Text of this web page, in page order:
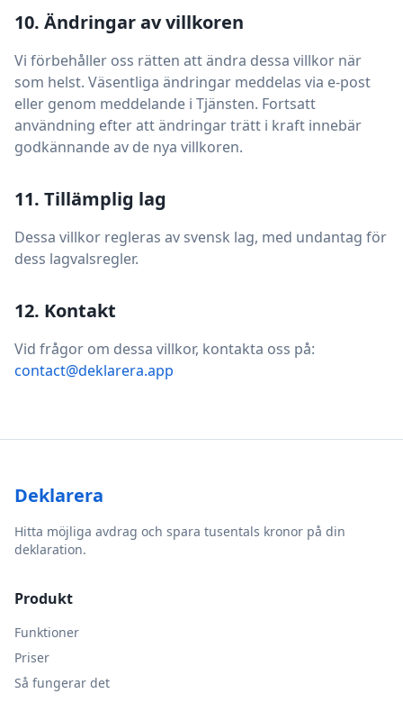
10. Ändringar av villkoren
Vi förbehåller oss rätten att ändra dessa villkor när
som helst. Väsentliga ändringar meddelas via e-post
eller genom meddelande i Tjänsten. Fortsatt
användning efter att ändringar trätt i kraft innebär
godkännande av de nya villkoren.
11. Tillämplig lag
Dessa villkor regleras av svensk lag, med undantag för
dess lagvalsregler.
12. Kontakt
Vid frågor om dessa villkor, kontakta oss på:
contact@deklarera.app
Deklarera
Hitta möjliga avdrag och spara tusentals kronor på din
deklaration.
Produkt
Funktioner
Priser
Så fungerar det